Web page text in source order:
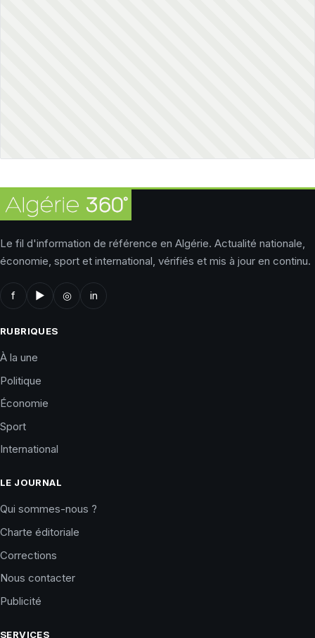
Le fil d'information de référence en Algérie. Actualité nationale,
économie, sport et international, vérifiés et mis à jour en continu.
f ▶ ◎ in
RUBRIQUES
À la une
Politique
Économie
Sport
International
LE JOURNAL
Qui sommes-nous ?
Charte éditoriale
Corrections
Nous contacter
Publicité
SERVICES